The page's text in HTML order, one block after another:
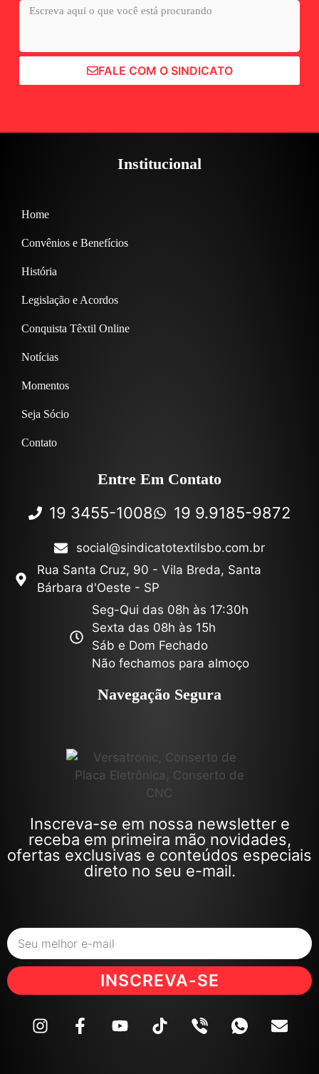
FALE COM O SINDICATO
Institucional
Home
Convênios e Benefícios
História
Legislação e Acordos
Conquista Têxtil Online
Notícias
Momentos
Seja Sócio
Contato
Entre Em Contato
19 3455-1008 19 9.9185-9872
social@sindicatotextilsbo.com.br
Rua Santa Cruz, 90 - Vila Breda, Santa
Bárbara d'Oeste - SP
Seg-Qui das 08h às 17:30h
Sexta das 08h às 15h
Sáb e Dom Fechado
Não fechamos para almoço
Navegação Segura
Inscreva-se em nossa newsletter e
receba em primeira mão novidades,
ofertas exclusivas e conteúdos especiais
direto no seu e-mail.
INSCREVA-SE